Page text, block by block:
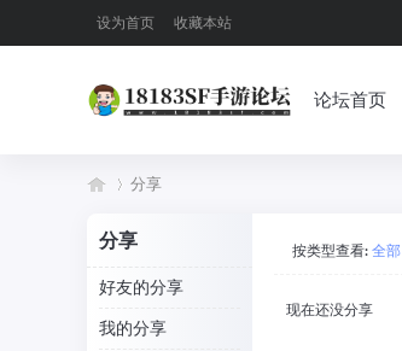
设为首页 收藏本站
论坛首页
18›
分享
分享
好友的分享
我的分享
按类型查看: 全部
现在还没分享